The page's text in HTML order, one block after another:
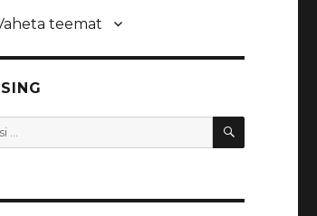
teemat
OTSI